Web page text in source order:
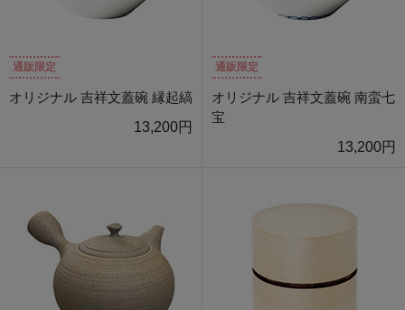
通販限定
オリジナル 吉祥文蓋碗 縁起縞
13,200円
通販限定
オリジナル 吉祥文蓋碗 南蛮七
宝
13,200円